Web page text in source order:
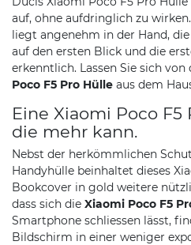
auf, ohne aufdringlich zu
liegt angenehm in der Hand,
auf den ersten Blick und die
erkenntlich. Lassen Sie sich
Poco F5 Pro Hülle aus dem
Eine Xiaomi Poco F5
die mehr kann.
Nebst der herkömmlichen
Handyhülle beinhaltet dieses
Bookcover in gold weitere
dass sich die Xiaomi Poco F5
Smartphone schliessen lässt,
Bildschirm in einer weniger